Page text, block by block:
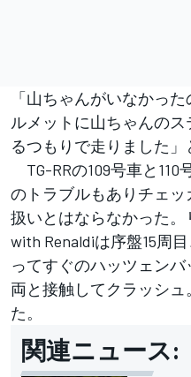
「山ちゃんがいなかっ
ルメットに山ちゃんの
るつもりで走りました」
TG-RRの109号車と110
のトラブルもありチェ
扱いとはならなかった。
with Renaldiは序盤15周
ってすぐのハッツェン
両と接触してクラッシ
た。
関連ニュース: